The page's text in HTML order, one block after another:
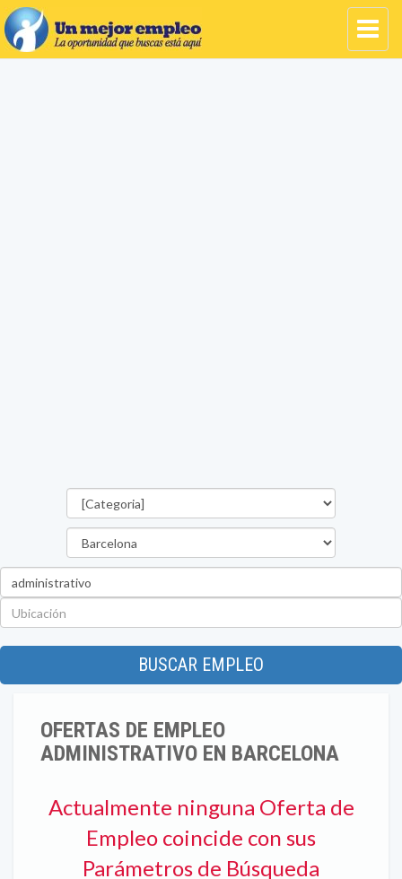
BUSCAR EMPLEO
OFERTAS DE EMPLEO
ADMINISTRATIVO EN BARCELONA
Actualmente ninguna Oferta de
Empleo coincide con sus
Parámetros de Búsqueda